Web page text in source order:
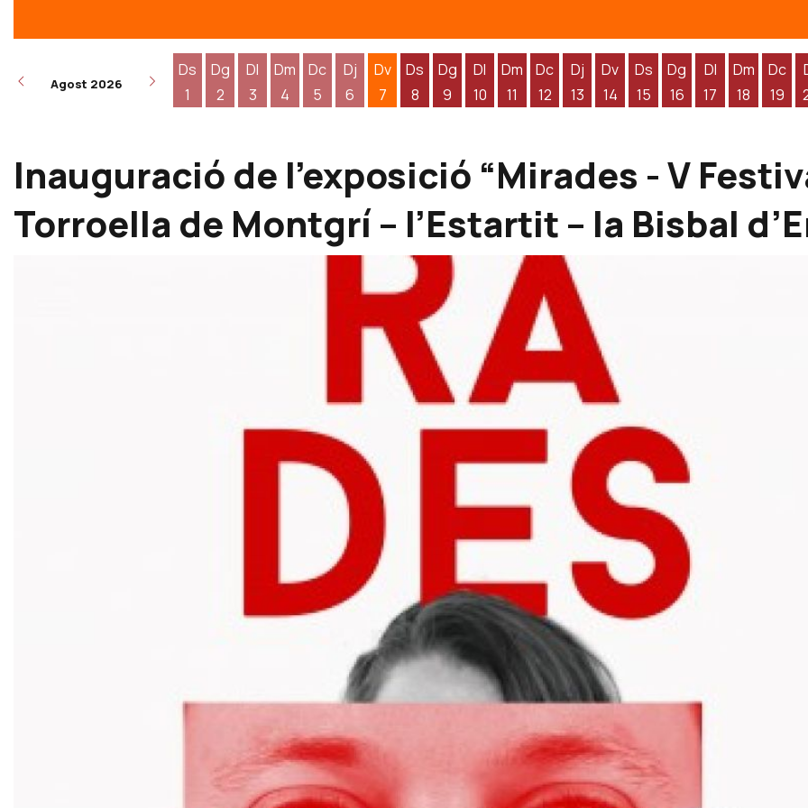
Agost 2026
Ds
1
Dg
2
Dl
3
Dm
4
Dc
5
Dj
6
Dv
7
Ds
8
Dg
9
Dl
10
Dm
11
Dc
12
Dj
13
Dv
14
Ds
15
Dg
16
Dl
17
Dm
18
Dc
19
Inauguració de l’exposició “Mirades - V
Torroella de Montgrí – l’Estartit – la Bisbal